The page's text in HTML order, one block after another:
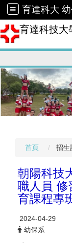
育達科大
育達科技大
首頁 招生
朝陽科技
職人員 修
育課程專
2024-04-29
幼保系